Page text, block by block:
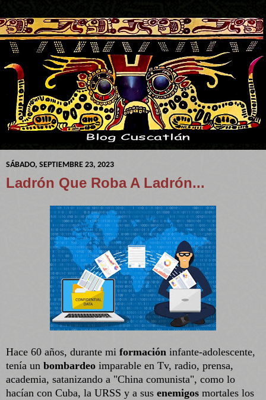
SÁBADO, SEPTIEMBRE 23, 2023
Ladrón Que Roba A Ladrón...
Hace 60 años, durante mi formación infante-adolescente,
tenía un bombardeo imparable en Tv, radio, prensa,
academia, satanizando a "China comunista", como lo
hacían con Cuba, la URSS y a sus enemigos mortales los